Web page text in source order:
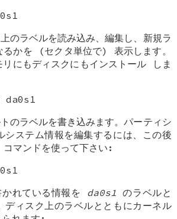
のラベルを読み込み、編集し、新規ラ
るかを (セクタ単位で) 表示します。
にもディスクにもインストール
しま
のラベルを書き込みます。パーティシ
システム情報を編集するには、この後
コマンドを使って下さい:
れている情報を da0s1 のラベルと
ディスク上のラベルとともにカーネル